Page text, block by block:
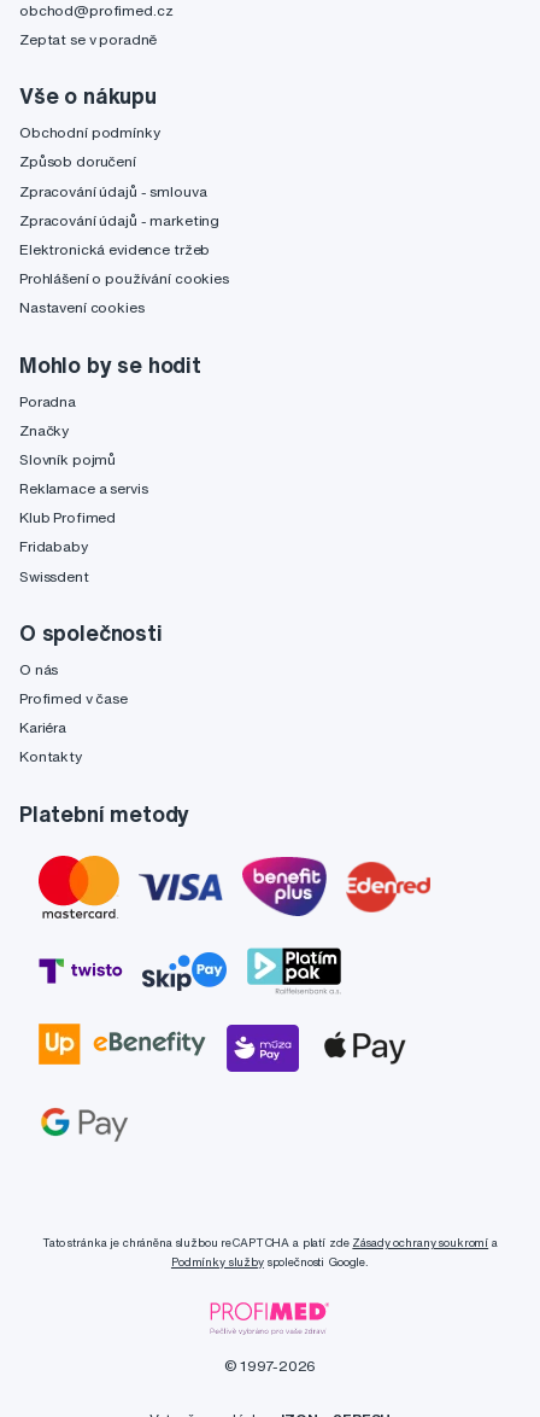
obchod@profimed.cz
Zeptat se v poradně
Vše o nákupu
Obchodní podmínky
Způsob doručení
Zpracování údajů - smlouva
Zpracování údajů - marketing
Elektronická evidence tržeb
Prohlášení o používání cookies
Nastavení cookies
Mohlo by se hodit
Poradna
Značky
Slovník pojmů
Reklamace a servis
Klub Profimed
Fridababy
Swissdent
O společnosti
O nás
Profimed v čase
Kariéra
Kontakty
Platební metody
Tato stránka je chráněna službou reCAPTCHA a platí zde Zásady ochrany soukromí a
Podmínky službyspolečnosti Google.
© 1997-2026